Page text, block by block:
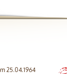
25.04.1964